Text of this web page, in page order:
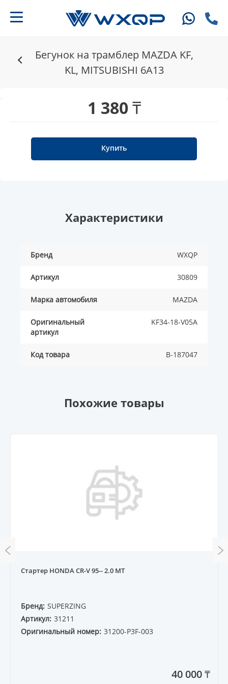
Бегунок на трамблер MAZDA KF,
KL, MITSUBISHI 6A13
1 380 ₸
Купить
Характеристики
Бренд WXQP
Артикул 30809
Марка автомобиля MAZDA
Оригинальный
артикул
KF34-18-V05A
Код товара B-187047
Похожие товары
Стартер HONDA CR-V 95-- 2.0 MT
Бренд: SUPERZING
Артикул: 31211
Оригинальный номер: 31200-P3F-003
40 000 ₸